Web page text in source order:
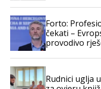
Forto:
čekati –
provodivo
Rudnici uglja